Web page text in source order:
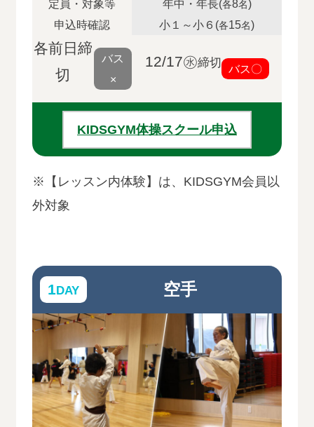
定員・対象等
申込時確認
年中・年長(各8名 )
小１～小６(各15名)
各前日締
切
バス
×
12/17㊌締切 バス〇
KIDSGYM体操スクール申込
※【レッスン内体験】は、KIDSGYM会員以
外対象
1DAY 空手